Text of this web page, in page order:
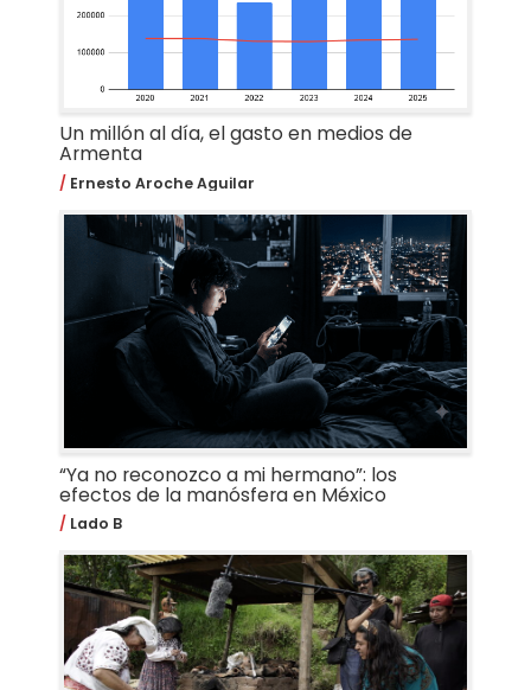
Un millón al día, el gasto en medios de
Armenta
Ernesto Aroche Aguilar
“Ya no reconozco a mi hermano”: los
efectos de la manósfera en México
Lado B